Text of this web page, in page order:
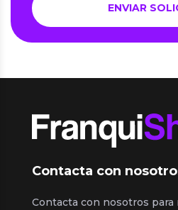
Contacta con
Contacta con nosotros